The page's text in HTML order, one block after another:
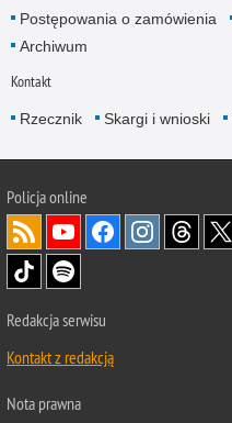
Postępowania o zamówienia
Archiwum
Kontakt
Rzecznik Skargi i wnioski
Policjaonline
Redakcja serwisu
Kontakt z redakcją
Nota prawna